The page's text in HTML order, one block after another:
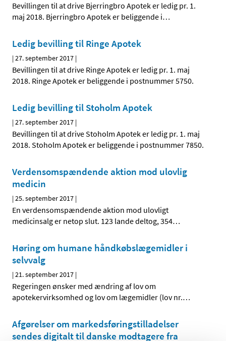
Bevillingen til at drive Bjerringbro Apotek er ledig pr. 1.
maj 2018. Bjerringbro Apotek er beliggende i…
Ledig bevilling til Ringe Apotek
|27. september 2017 |
Bevillingen til at drive Ringe Apotek er ledig pr. 1. maj
2018. Ringe Apotek er beliggende i postnummer 5750.
Ledig bevilling til Stoholm Apotek
|27. september 2017 |
Bevillingen til at drive Stoholm Apotek er ledig pr. 1. maj
2018. Stoholm Apotek er beliggende i postnummer 7850.
Verdensomspændende aktion mod ulovlig
medicin
|25. september 2017 |
En verdensomspændende aktion mod ulovligt
medicinsalg er netop slut. 123 lande deltog, 354…
Høring om humane håndkøbslægemidler i
selvvalg
|21. september 2017 |
Regeringen ønsker med ændring af lov om
apotekervirksomhed og lov om lægemidler (lov nr.…
Afgørelser om markedsføringstilladelser
sendes digitalt til danske modtagere fra